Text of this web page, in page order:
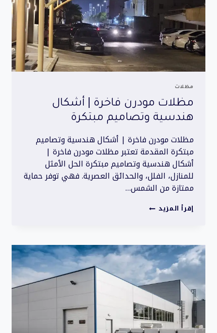
مظلات
مظلات مودرن فاخرة | أشكال
هندسية وتصاميم مبتكرة
مظلات مودرن فاخرة | أشكال هندسية وتصاميم
مبتكرة المقدمة تعتبر مظلات مودرن فاخرة |
أشكال هندسية وتصاميم مبتكرة الحل الأمثل
للمنازل، الفلل، والحدائق العصرية. فهي توفر حماية
ممتازة من الشمس…
إقرأ المزيد مظلات
أشكال
هندسية
وتصاميم
مبتكرة